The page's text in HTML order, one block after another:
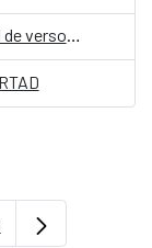
"Dame un poema": un dispensador digital de versos, en el Día Mundial de la Poesía